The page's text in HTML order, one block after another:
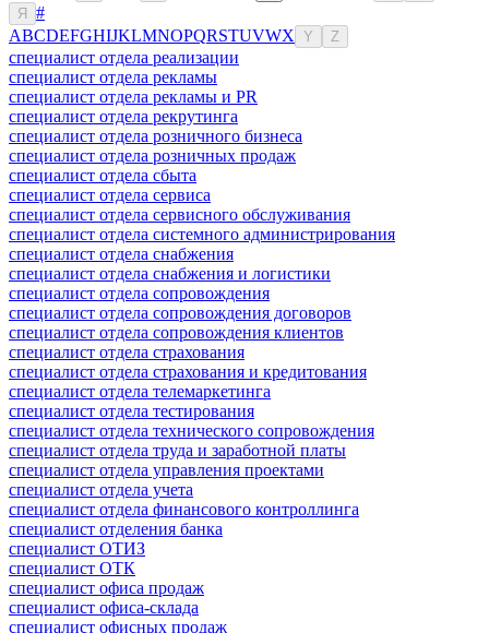
Я
#
ABCDEFGHIJKLMNOPQRSTUVWX Y Z
специалист отдела реализации
специалист отдела рекламы
специалист отдела рекламы и PR
специалист отдела рекрутинга
специалист отдела розничного бизнеса
специалист отдела розничных продаж
специалист отдела сбыта
специалист отдела сервиса
специалист отдела сервисного обслуживания
специалист отдела системного администрирования
специалист отдела снабжения
специалист отдела снабжения и логистики
специалист отдела сопровождения
специалист отдела сопровождения договоров
специалист отдела сопровождения клиентов
специалист отдела страхования
специалист отдела страхования и кредитования
специалист отдела телемаркетинга
специалист отдела тестирования
специалист отдела технического сопровождения
специалист отдела труда и заработной платы
специалист отдела управления проектами
специалист отдела учета
специалист отдела финансового контроллинга
специалист отделения банка
специалист ОТИЗ
специалист ОТК
специалист офиса продаж
специалист офиса-склада
специалист офисных продаж